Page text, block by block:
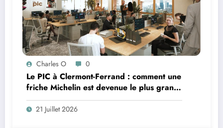
Charles O 0
Le PIC à Clermont-Ferrand : comment une
friche Michelin est devenue le plus grand
coworking de France ?
21 Juillet 2026